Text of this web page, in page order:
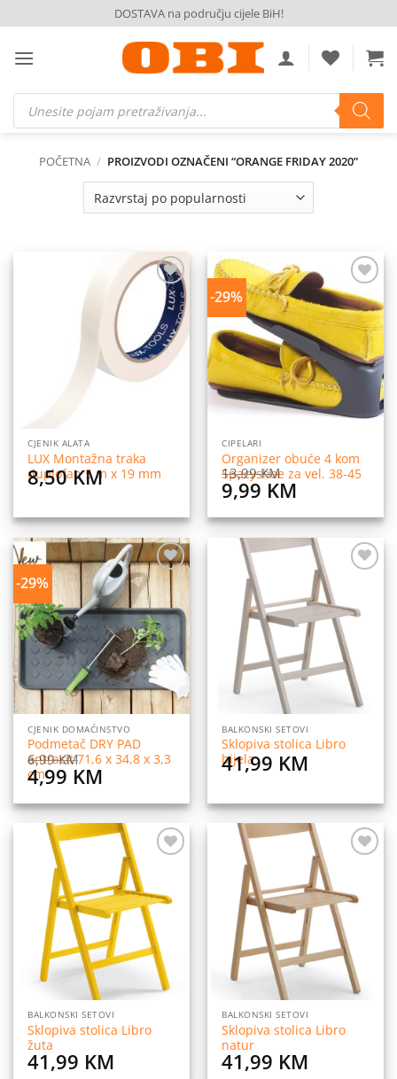
to
content
DOSTAVA na području cijele BiH!
Products
search
POČETNA / PROIZVODI OZNAČENI “ORANGE FRIDAY 2020”
Dodaj
na
listu
želja
CJENIK ALATA
LUX Montažna traka
duplofan 5 m x 19 mm
8,50KM
-29%
Dodaj
na
listu
želja
CIPELARI
Organizer obuće 4 kom
Spacyshoe za vel. 38-45
13,99KM
Original
price
was:
13,99 KM.
9,99 KM
is:
9,99 KM.
-29%
Dodaj
na
listu
želja
CJENIK DOMAĆINSTVO
Podmetač DRY PAD
antracit 71,6 x 34,8 x 3,3
cm
6,99KM
Original
price
was:
6,99 KM.
4,99 KM
is:
4,99 KM.
listu
želja
BALKONSKI SETOVI
Sklopiva stolica Libro
bijela
41,99 KM
listu
želja
BALKONSKI SETOVI
Sklopiva stolica Libro
žuta
41,99 KM
listu
želja
BALKONSKI SETOVI
Sklopiva stolica Libro
natur
41,99 KM